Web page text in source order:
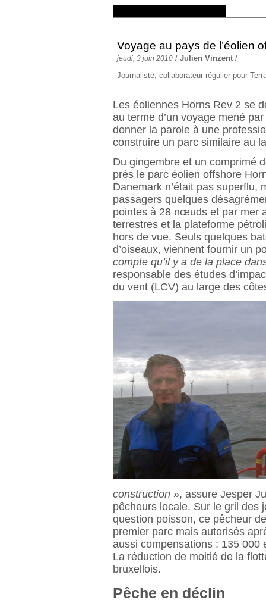
Voyage au pays de l’éolien
jeudi, 3 juin 2010 / Julien Vinzent /
Journaliste, collaborateur régulier pour
Les éoliennes Horns Rev 2 se
au terme d’un voyage mené
donner la parole à une
construire un parc similaire au
Du gingembre et un comprimé
près le parc éolien offshore
Danemark n’était pas superflu,
passagers quelques
pointes à 28 nœuds et par mer
terrestres et la plateforme
hors de vue. Seuls quelques
d’oiseaux, viennent fournir un
compte qu’il y a de la place
responsable des études
du vent (LCV) au large des
construction », assure Jesper
pêcheurs locale. Sur le gril des
question poisson, ce pêcheur
premier parc mais autorisés
aussi compensations : 135 000
La réduction de moitié de la
bruxellois.
Pêche en déclin